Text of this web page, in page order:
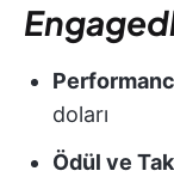
doları
Ödül ve